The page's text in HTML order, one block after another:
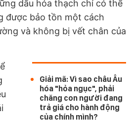
dấu hóa thạch chỉ có thể
được bảo tồn một cách
và không bị vết chân của
Giải mã: Vì sao châu Âu
hóa "hỏa ngục", phải
chăng con người đang
trả giá cho hành động
của chính mình?